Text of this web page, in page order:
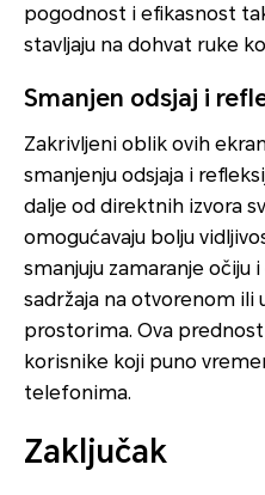
pogodnost i efikasnost
stavljaju na dohvat ruke
Smanjen odsjaj i
Zakrivljeni oblik ovih
smanjenju odsjaja i
dalje od direktnih izvora
omogućavaju bolju
smanjuju zamaranje očiju
sadržaja na otvorenom ili
prostorima. Ova
korisnike koji puno
telefonima.
Zaključak